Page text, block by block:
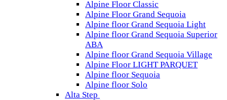
Alpine Floor Classic
Alpine Floor Grand Sequoia
Alpine floor Grand Sequoia Light
Alpine floor Grand Sequoia Superior
ABA
Alpine floor Grand Sequoia Village
Alpine Floor LIGHT PARQUET
Alpine floor Sequoia
Alpine floor Solo
Alta Step